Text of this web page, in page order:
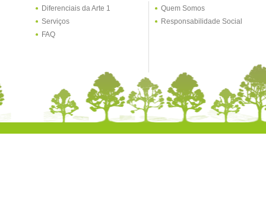
Diferenciais da Arte 1
Serviços
FAQ
Quem Somos
Responsabilidade Social